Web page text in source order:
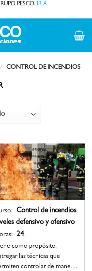
PESCO. IR A
/ CONTROL DE INCENDIOS
Control de incendios
defensivo y ofensivo
24.
como propósito,
las técnicas que
controlar de manera